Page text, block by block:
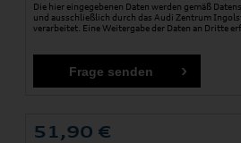
Die hier eingegebenen Daten werden gemäß
und ausschließlich durch das Audi Zentrum
verarbeitet. Eine Weitergabe der Daten an Dritte
51,90 €